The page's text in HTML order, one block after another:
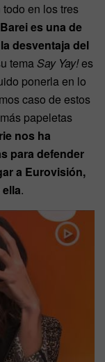
en los tres
Barei es una de
desventaja del
temaSay Yay!es
ponerla en lo
caso de estos
papeletas
nos ha
para defender
a Eurovisión,
.